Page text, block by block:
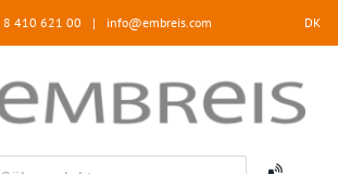
8 410 621 00 | info@embreis.com DK